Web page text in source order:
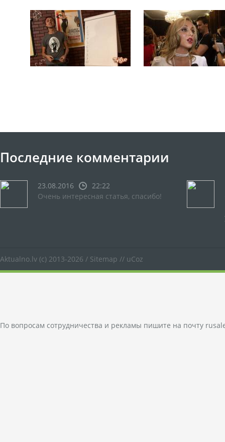
Последние комментарии
23.08.2016
22:22
Очень интересная статья, спасибо!
Aktualno.lv (c) 2013-2026 / Sitemap // uCoz
По вопросам сотрудничества и рекламы пишите на почту